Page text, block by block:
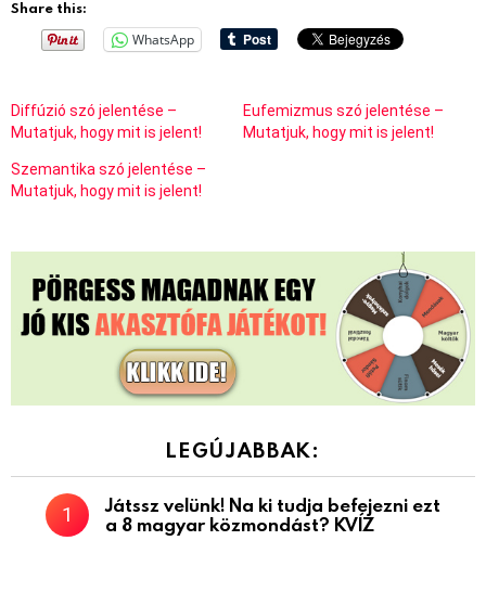
Share this:
WhatsApp
Diffúzió szó jelentése –
Mutatjuk, hogy mit is jelent!
Eufemizmus szó jelentése –
Mutatjuk, hogy mit is jelent!
Szemantika szó jelentése –
Mutatjuk, hogy mit is jelent!
LEGÚJABBAK:
Játssz velünk! Na ki tudja befejezni ezt
a 8 magyar közmondást? KVÍZ